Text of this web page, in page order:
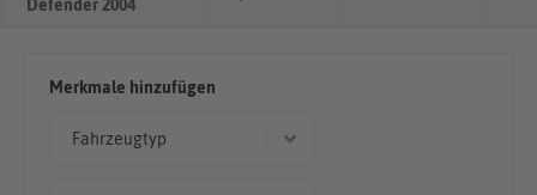
Defender 2004
Merkmale hinzufügen
Fahrzeugtyp